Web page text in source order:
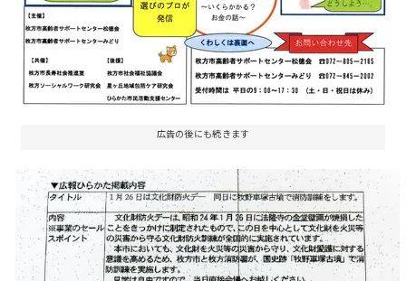
ども食堂(12/21)冬のｺｳﾒｶｰﾆﾊﾞﾙ(12/25)追加
12/12:朝日カルチャーセンターくずは教室 無料体験講
座（12/14）キソラ「クリスマスマジック編みブレスを
作ろう」（12/17）ナチュラルキッチン アンド「しめ
縄飾り作り」（12/21）ストライダー&スケートボード
体験会（12/23-25）追加
12/8:森本美紀 ミニライブ＆サイン会(12/9)東海大付属
仰星高等学校・中等部吹奏楽部 クリスマスチャリティ
ーコンサート(12/22)LINE MARKET 〜人と人をつな
ぐ〜 ＆東香里マーケット(12/9)追加
広告の後にも続きます